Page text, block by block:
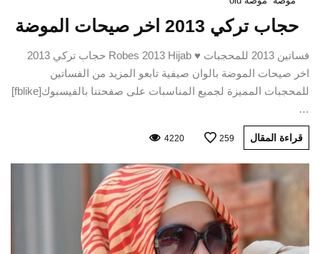
حجاب تركي 2013 اخر صيحات الموضة
فساتين 2013 للمحجبات ♥ Robes 2013 Hijab حجاب تركي 2013
اخر صيحات الموضة بالوان صيفية تابعو المزيد من الفساتين
للمحجبات المميزة لجميع المناسبات على صفحتنا بالفيسبوك[fblike]
…
قراءة المقال 259
4220